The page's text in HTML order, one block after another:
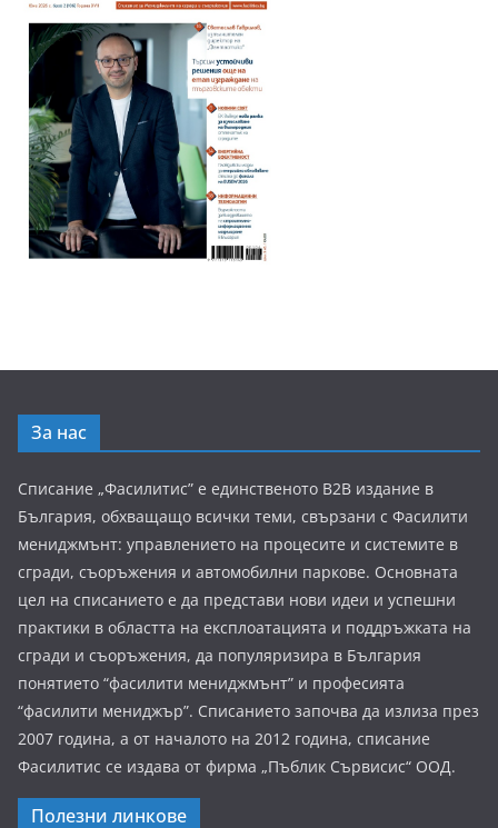
За нас
Списание „Фасилитис” е единственото B2B издание в
България, обхващащо всички теми, свързани с Фасилити
мениджмънт: управлението на процесите и системите в
сгради, съоръжения и автомобилни паркове. Основната
цел на списанието е да представи нови идеи и успешни
практики в областта на експлоатацията и поддръжката на
сгради и съоръжения, да популяризира в България
понятието “фасилити мениджмънт” и професията
“фасилити мениджър”. Списанието започва да излиза през
2007 година, а от началото на 2012 година, списание
Фасилитис се издава от фирма „Пъблик Сървисис“ ООД.
Полезни линкове